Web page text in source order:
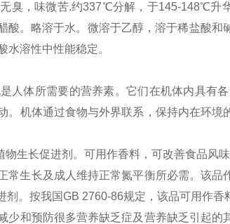
臭，味微苦.约337℃分解，于145-148℃升
。略溶于水。微溶于乙醇，溶于稀盐酸和
溶性中性能稳定。
人体所需要的营养素。它们在机体内具有
机体通过食物与外界联系，保持内在环境
生长促进剂。可用作香料，可改善食品风味
生长及成人维持正常氮平衡所必需。该品
。按我国GB 2760-86规定，该品可用作香
和预防很多营养缺乏症及营养缺乏引起的